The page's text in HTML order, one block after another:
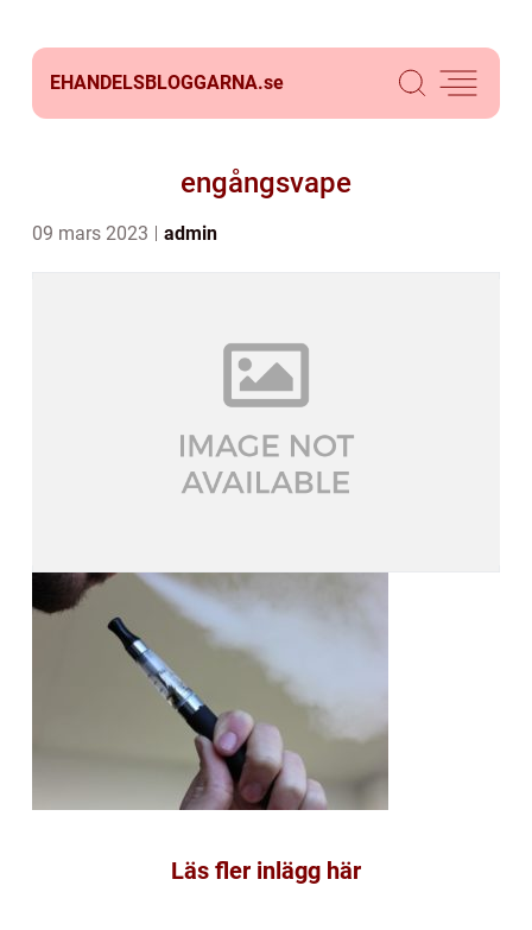
EHANDELSBLOGGARNA.se
engångsvape
09 mars 2023 admin
Läs fler inlägg här